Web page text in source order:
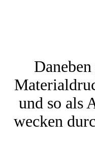
und so als
wecken